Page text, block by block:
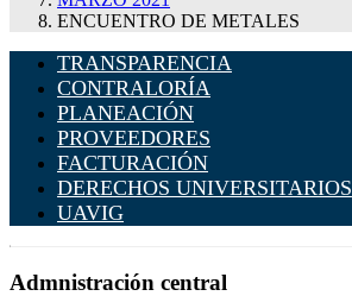
ENCUENTRO DE METALES
TRANSPARENCIA
CONTRALORÍA
PLANEACIÓN
PROVEEDORES
FACTURACIÓN
DERECHOS UNIVERSITARIOS
UAVIG
Admnistración central